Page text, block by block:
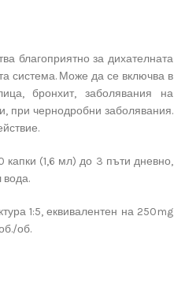
благоприятно за дихателната
система. Може да се включва в
бронхит, заболявания на
при чернодробни заболявания.
(1,6 мл) до 3 пъти дневно,
вода.
1:5, еквивалентен на 250mg
об.